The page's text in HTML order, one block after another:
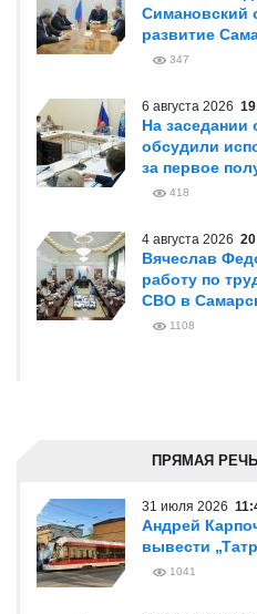
Симановский
развитие
347
6 августа 2026
На заседании
обсудили
за первое
418
4 августа 2026
Вячеслав
работу по
СВО в
1108
ПРЯМАЯ
31 июля 2026
Андрей
вывести
1041